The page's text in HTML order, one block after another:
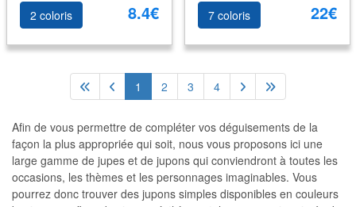
2 coloris 8.4€ 7 coloris 22€
1 2 3 4
Afin de vous permettre de compléter vos déguisements de la
façon la plus appropriée qui soit, nous vous proposons ici une
large gamme de jupes et de jupons qui conviendront à toutes les
occasions, les thèmes et les personnages imaginables. Vous
pourrez donc trouver des jupons simples disponibles en couleurs